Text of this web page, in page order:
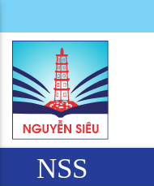
NSS